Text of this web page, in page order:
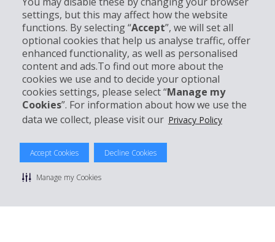
settings, but this may affect how the website
functions. By selecting “Accept”, we will set all
optional cookies that help us analyse traffic, offer
enhanced functionality, as well as personalised
content and ads.To find out more about the
cookies we use and to decide your optional
cookies settings, please select “Manage my
Cookies”. For information about how we use the
data we collect, please visit our Privacy Policy
Accept Cookies Decline Cookies
Manage my Cookies
Entreprise
Support client
Réserver avec Hertz
© 2026 The Hertz System, Inc.
Politique de confidentialité | Conditions d'utilisation du site
Conditions de location
Gérer mes cookies